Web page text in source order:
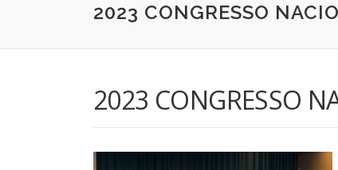
2023 CONGRESSO
2023 CONGRESSO